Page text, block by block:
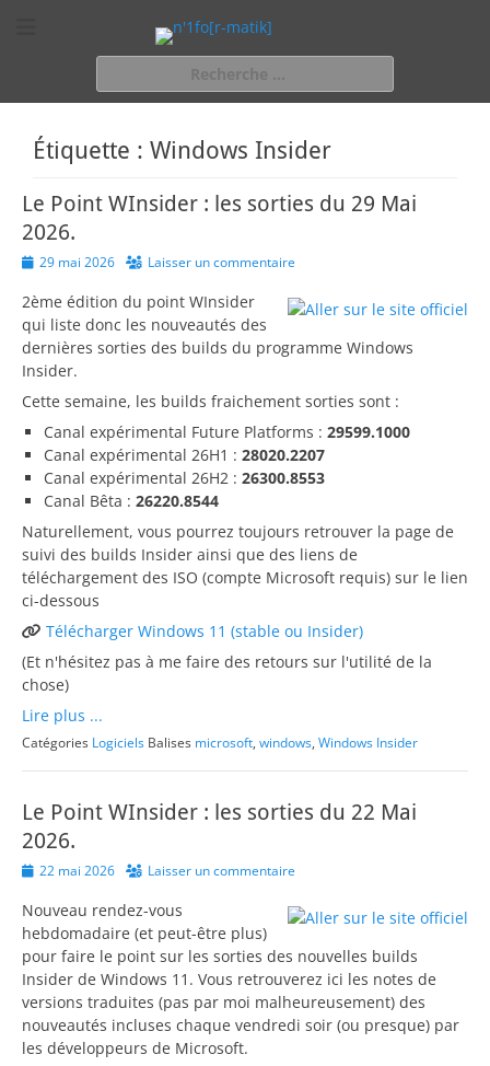
n'1fo[r-matik]
Pour les nymphos d'infos en info…
Étiquette : Windows Insider
Le Point WInsider : les sorties du 29 Mai
2026.
Posted
29 mai 2026 Laisser un commentaire
2ème édition du point WInsider
qui liste donc les nouveautés des
dernières sorties des builds du programme Windows
Insider.
Cette semaine, les builds fraichement sorties sont :
Canal expérimental Future Platforms : 29599.1000
Canal expérimental 26H1 : 28020.2207
Canal expérimental 26H2 : 26300.8553
Canal Bêta : 26220.8544
Naturellement, vous pourrez toujours retrouver la page de
suivi des builds Insider ainsi que des liens de
téléchargement des ISO (compte Microsoft requis) sur le lien
ci-dessous
Télécharger Windows 11 (stable ou Insider)
(Et n'hésitez pas à me faire des retours sur l'utilité de la
chose)
Lire plus ...
Catégories Logiciels Balises microsoft, windows, Windows Insider
Le Point WInsider : les sorties du 22 Mai
2026.
Posted
22 mai 2026 Laisser un commentaire
Nouveau rendez-vous
hebdomadaire (et peut-être plus)
pour faire le point sur les sorties des nouvelles builds
Insider de Windows 11. Vous retrouverez ici les notes de
versions traduites (pas par moi malheureusement) des
nouveautés incluses chaque vendredi soir (ou presque) par
les développeurs de Microsoft.